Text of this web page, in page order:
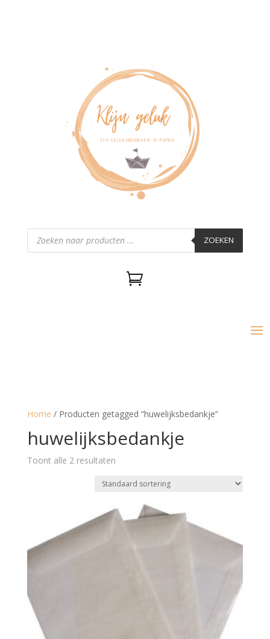
Producten
zoeken ZOEKEN

Home / Producten getagged “huwelijksbedankje”
huwelijksbedankje
Toont alle 2 resultaten